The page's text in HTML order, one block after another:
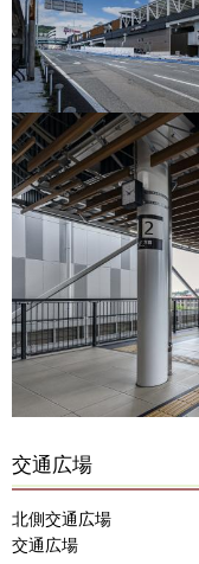
交通広場
北側交
交通広場